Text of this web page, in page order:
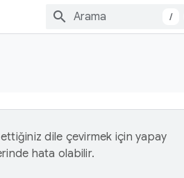
/
dile çevirmek için yapay
hata olabilir.